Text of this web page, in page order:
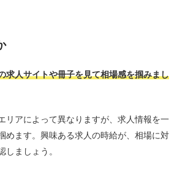
求人サイトや冊子を見て相場感を掴みまし
リアによって異なりますが、求人情報を一
めます。興味ある求人の時給が、相場に対
しましょう。